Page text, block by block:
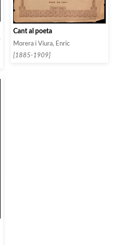
Cant al poeta
Morera i Viura, Enric
[1885-1909]